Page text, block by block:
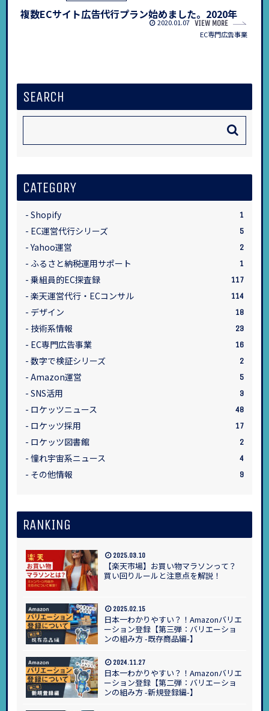
複数ECサイト広告代行プラン始めました。2020年
2020.01.07 VIEW MORE
EC専門広告事業
SEARCH
CATEGORY
Shopify 1
EC運営代行シリーズ 5
Yahoo運営 2
ふるさと納税運用サポート 1
乗組員的EC探査録 117
楽天運営代行・ECコンサル 114
デザイン 18
技術系情報 23
EC専門広告事業 16
数字で検証シリーズ 2
Amazon運営 5
SNS活用 3
ロケッツニュース 48
ロケッツ採用 17
ロケッツ図書館 2
憧れ宇宙系ニュース 4
その他情報 9
RANKING
【楽天市場】お買い物マラソンって？
買い回りルールと注意点を解説！
2025.03.10
日本一わかりやすい？！Amazonバリエ
ーション登録【第三弾：バリエーショ
ンの組み方 -既存商品編-】
2025.02.15
日本一わかりやすい？！Amazonバリエ
ーション登録【第二弾：バリエーショ
ンの組み方 -新規登録編-】
2024.11.27